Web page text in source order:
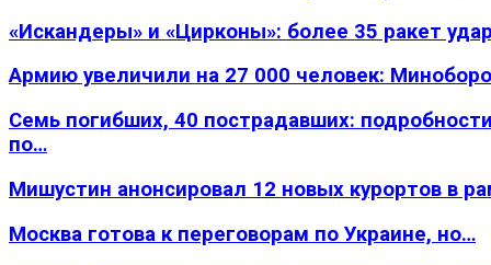
«Искандеры» и «Цирконы»: более 35 ракет
Армию увеличили на 27 000 человек:
Семь погибших, 40 пострадавших:
по…
Мишустин анонсировал 12 новых курортов в
Москва готова к переговорам по Украине, но…